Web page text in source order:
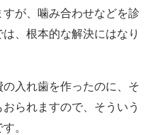
が、噛み合わせなどを診
、根本的な解決にはなり
の入れ歯を作ったのに、そ
られますので、そういう
。